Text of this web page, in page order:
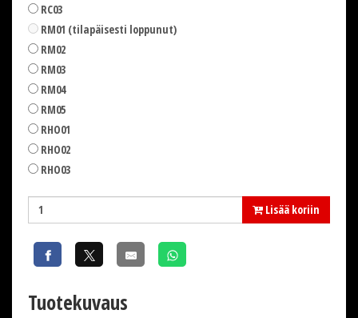
RC03
RM01 (tilapäisesti loppunut)
RM02
RM03
RM04
RM05
RHO01
RHO02
RHO03
Lisää koriin
Tuotekuvaus